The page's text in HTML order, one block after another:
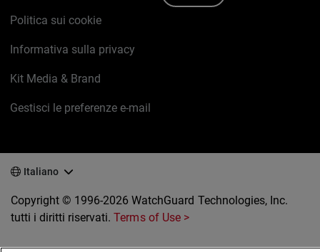
Politica sui cookie
Informativa sulla privacy
Kit Media & Brand
Gestisci le preferenze e-mail
Italiano
Copyright © 1996-2026 WatchGuard Technologies, Inc.
tutti i diritti riservati.Terms of Use >